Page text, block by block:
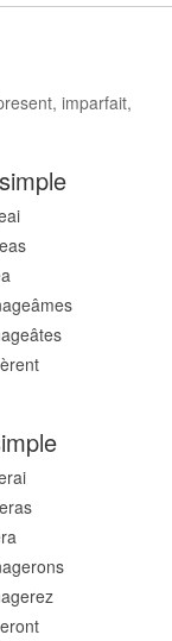
imparfait,
eas
eâmes
eâtes
èrent
eras
erons
erez
eront